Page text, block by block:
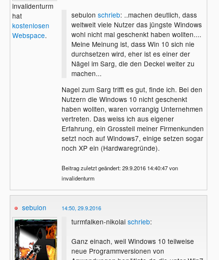
invalidenturm
hat
kostenlosen
Webspace.
sebulon schrieb: ..machen deutlich, dass
weltweit viele Nutzer das jüngste Windows
wohl nicht mal geschenkt haben wollten....
Meine Meinung ist, dass Win 10 sich nie
durchsetzen wird, eher ist es einer der
Nägel im Sarg, die den Deckel weiter zu
machen...
Nagel zum Sarg trifft es gut, finde ich. Bei den
Nutzern die Windows 10 nicht geschenkt
haben wollten, waren vorrangig Unternehmen
vertreten. Das weiss ich aus eigener
Erfahrung, ein Grossteil meiner Firmenkunden
setzt noch auf Windows7, einige setzen sogar
noch XP ein (Hardwaregründe).
Beitrag zuletzt geändert: 29.9.2016 14:40:47 von
invalidenturm
sebulon 14:50, 29.9.2016
turmfalken-nikolai schrieb:
Ganz einach, weil Windows 10 teilweise
neue Programmversionen von